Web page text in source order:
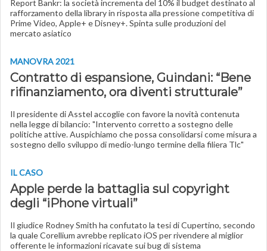
Report Bankr: la società incrementa del 10% il budget destinato al
rafforzamento della library in risposta alla pressione competitiva di
Prime Video, Apple+ e Disney+. Spinta sulle produzioni del
mercato asiatico
MANOVRA 2021
Contratto di espansione, Guindani: “Bene
rifinanziamento, ora diventi strutturale”
Il presidente di Asstel accoglie con favore la novità contenuta
nella legge di bilancio: "Intervento corretto a sostegno delle
politiche attive. Auspichiamo che possa consolidarsi come misura a
sostegno dello sviluppo di medio-lungo termine della filiera Tlc"
IL CASO
Apple perde la battaglia sul copyright
degli “iPhone virtuali”
Il giudice Rodney Smith ha confutato la tesi di Cupertino, secondo
la quale Corellium avrebbe replicato iOS per rivendere al miglior
offerente le informazioni ricavate sui bug di sistema